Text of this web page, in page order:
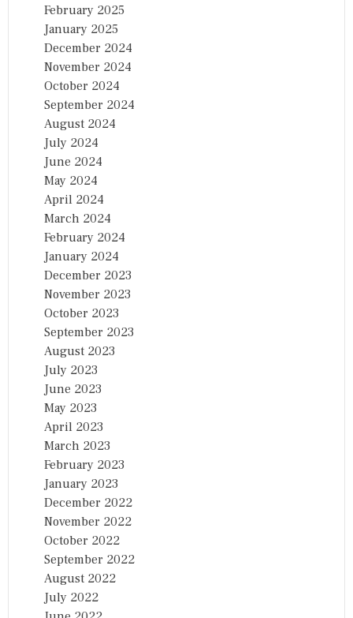
February 2025
January 2025
December 2024
November 2024
October 2024
September 2024
August 2024
July 2024
June 2024
May 2024
April 2024
March 2024
February 2024
January 2024
December 2023
November 2023
October 2023
September 2023
August 2023
July 2023
June 2023
May 2023
April 2023
March 2023
February 2023
January 2023
December 2022
November 2022
October 2022
September 2022
August 2022
July 2022